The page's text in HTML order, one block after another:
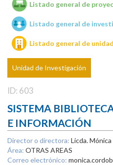
Unidades de
Listado general de
Listado general de
Listado general de
Unidad de Investigación
ID: 603
SISTEMA
E INFORMACIÓN
Director o directora: Licda.
Área: OTRAS AREAS
Correo electrónico: